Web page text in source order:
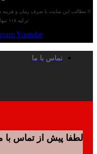
سایت با صرف زمان و هزینه های زیاد،
Instagram
تماس با ما
پیش از تماس با ما این